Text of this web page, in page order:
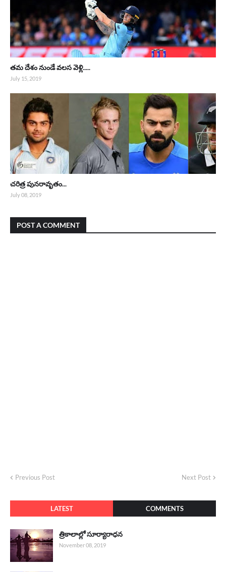
తమ దేశం నుండే వలస వెళ్లి.....
July 15, 2019
చరిత్ర పునరావృతం...
July 08, 2019
POST A COMMENT
Previous Post Next Post
LATEST COMMENTS
త్రికాలాల్లో సూర్యారాధన
November 08, 2019